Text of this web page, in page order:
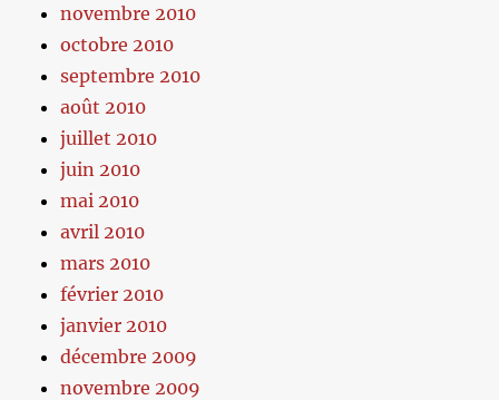
novembre 2010
octobre 2010
septembre 2010
août 2010
juillet 2010
juin 2010
mai 2010
avril 2010
mars 2010
février 2010
janvier 2010
décembre 2009
novembre 2009